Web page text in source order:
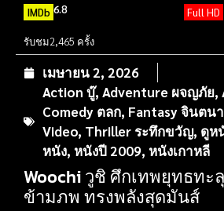
IMDb 6.8 Full HD
รับชม2,465 ครั้ง
เมษายน 2, 2026
Action บู๊, Adventure ผจญภัย,
Comedy ตลก, Fantasy จินตน
Video, Thriller ระทึกขวัญ, ดูห
หนัง, หนังปี 2009, หนังเกาหลี
Woochi วูชิ ศึกเทพยุทธท
ข้ามภพ ทรงพลังสุดมันส์